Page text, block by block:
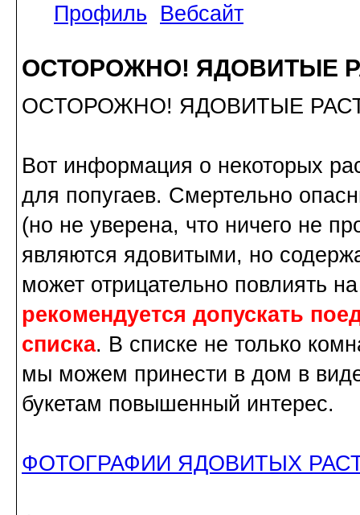
Профиль
Вебсайт
ОСТОРОЖНО! ЯДОВИТЫЕ
ОСТОРОЖНО! ЯДОВИТЫЕ
Вот информация о некоторых
для попугаев. Смертельно
(но не уверена, что ничего не
являются ядовитыми, но
может отрицательно повлиять
рекомендуется допускать
списка. В списке не только
мы можем принести в дом в
букетам повышенный интерес.
ФОТОГРАФИИ ЯДОВИТЫХ